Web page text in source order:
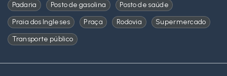
Padaria
Posto de gasolina
Posto de saúde
Praia dos Ingleses
Praça Rodovia
Supermercado
Transporte público